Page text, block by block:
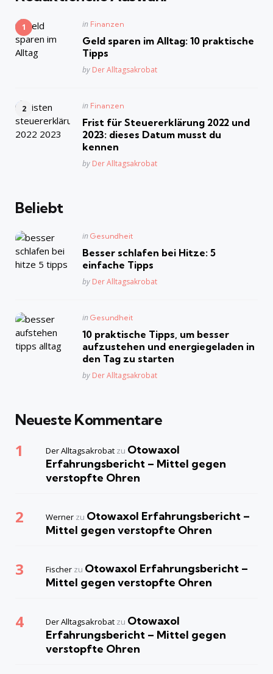
Posted
in Finanzen
Geld sparen im Alltag: 10 praktische
Tipps
Posted
by Der Alltagsakrobat
Posted
in Finanzen
Frist für Steuererklärung 2022 und
2023: dieses Datum musst du
kennen
Posted
by Der Alltagsakrobat
Beliebt
Posted
in Gesundheit
Besser schlafen bei Hitze: 5
einfache Tipps
Posted
by Der Alltagsakrobat
Posted
in Gesundheit
10 praktische Tipps, um besser
aufzustehen und energiegeladen in
den Tag zu starten
Posted
by Der Alltagsakrobat
Neueste Kommentare
Der Alltagsakrobat zu Otowaxol
Erfahrungsbericht – Mittel gegen
verstopfte Ohren
Werner zu Otowaxol Erfahrungsbericht –
Mittel gegen verstopfte Ohren
Fischer zu Otowaxol Erfahrungsbericht –
Mittel gegen verstopfte Ohren
Der Alltagsakrobat zu Otowaxol
Erfahrungsbericht – Mittel gegen
verstopfte Ohren